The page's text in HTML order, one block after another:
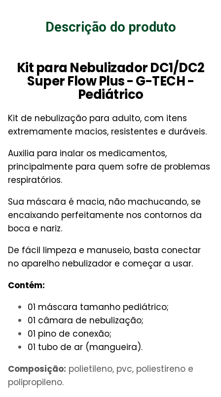
Descrição do produto
Kit para Nebulizador DC1/DC2
Super Flow Plus - G-TECH -
Pediátrico
Kit de nebulização para adulto, com itens
extremamente macios, resistentes e duráveis.
Auxilia para inalar os medicamentos,
principalmente para quem sofre de problemas
respiratórios.
Sua máscara é macia, não machucando, se
encaixando perfeitamente nos contornos da
boca e nariz.
De fácil limpeza e manuseio, basta conectar
no aparelho nebulizador e começar a usar.
Contém:
01 máscara tamanho pediátrico;
01 câmara de nebulização;
01 pino de conexão;
01 tubo de ar (mangueira).
Composição: polietileno, pvc, poliestireno e
polipropileno.